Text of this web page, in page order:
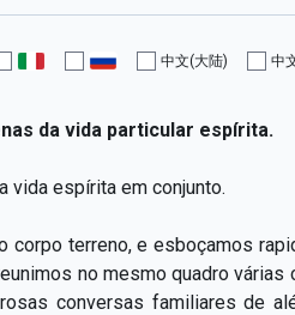
中文(大陆) 中
da vida particular espírita.
vida espírita em conjunto.
terreno, e esboçamos
no mesmo quadro
conversas familiares de